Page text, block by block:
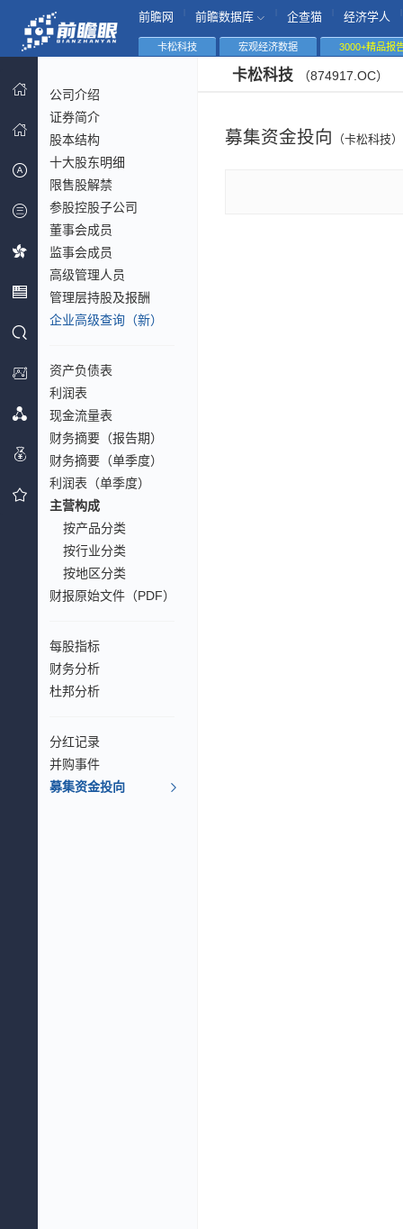
前瞻网 前瞻数据库 企查猫 经济学人
卡松科技 宏观经济数据 3000+精品报
公司介绍
证券简介
股本结构
十大股东明细
限售股解禁
参股控股子公司
董事会成员
监事会成员
高级管理人员
管理层持股及报酬
企业高级查询（新）
资产负债表
利润表
现金流量表
财务摘要（报告期）
财务摘要（单季度）
利润表（单季度）
主营构成
按产品分类
按行业分类
按地区分类
财报原始文件（PDF）
每股指标
财务分析
杜邦分析
分红记录
并购事件
募集资金投向
卡松科技 （874917.OC）
募集资金投向 （卡松科技）